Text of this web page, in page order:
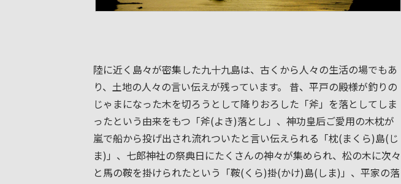
陸に近く島々が密集した九十九島は、古くから人々の生活の場でもあ
り、土地の人々の言い伝えが残っています。 昔、平戸の殿様が釣りの
じゃまになった木を切ろうとして降りおろした「斧」を落としてしま
ったという由来をもつ「斧(よき)落とし」、神功皇后ご愛用の木枕が
嵐で船から投げ出され流れついたと言い伝えられる「枕(まくら)島(じ
ま)」、七郎神社の祭典日にたくさんの神々が集められ、松の木に次々
と馬の鞍を掛けられたという「鞍(くら)掛(かけ)島(しま)」、平家の落